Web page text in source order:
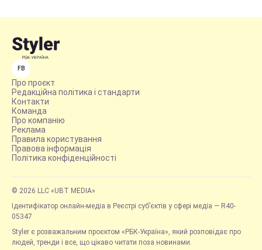
FB
Про проєкт
Редакційна політика і стандарти
Контакти
Команда
Про компанію
Реклама
Правила користування
Правова інформація
Політика конфіденційності
© 2026 LLC «UBT MEDIA»
Ідентифікатор онлайн-медіа в Реєстрі суб’єктів у сфері медіа — R40-
05347
Styler є розважальним проєктом «РБК-Україна», який розповідає про
людей, тренди і все, що цікаво читати поза новинами.